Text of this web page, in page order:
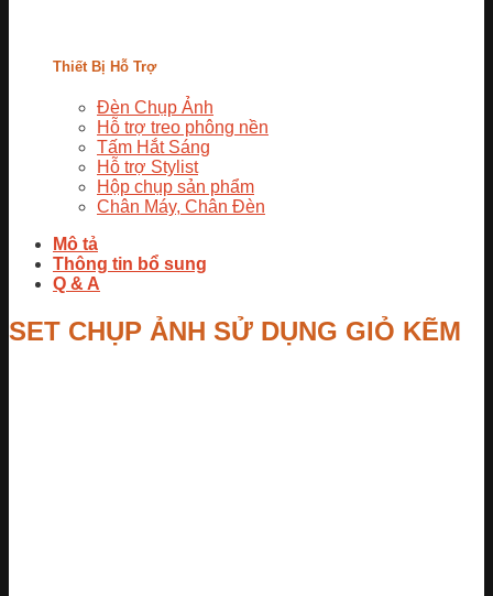
Thiết Bị Hỗ Trợ
Đèn Chụp Ảnh
Hỗ trợ treo phông nền
Tấm Hắt Sáng
Hỗ trợ Stylist
Hộp chụp sản phẩm
Chân Máy, Chân Đèn
Mô tả
Thông tin bổ sung
Q & A
SET CHỤP ẢNH SỬ DỤNG GIỎ KẼM